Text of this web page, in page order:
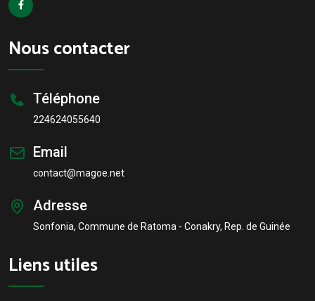
Nous contacter
Téléphone
224624055640
Email
contact@magoe.net
Adresse
Sonfonia, Commune de Ratoma - Conakry, Rep. de Guinée
Liens utiles